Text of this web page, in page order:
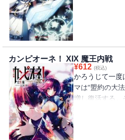
布されていた
品)を電子版に
カンピオーネ！ XIX 魔王内戦
¥612 (税込)
かろうじて一度
マは“盟約の大
増し復活する。
は、やはり相